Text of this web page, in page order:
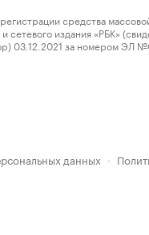
средства
издания «РБК»
03.12.2021 за номером ЭЛ
данных ·